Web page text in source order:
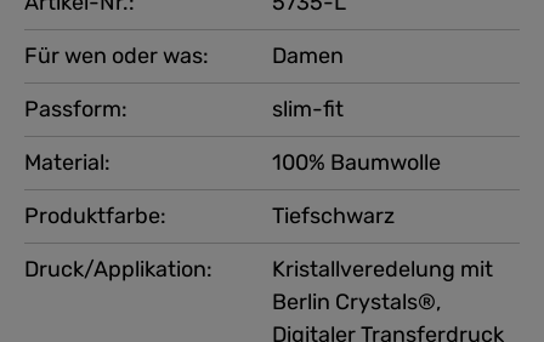
Für wen oder was:
Damen
Produktfarbe:
Tiefschwarz
Druck/Applikation:
Kristallveredelung mit
Berlin Crystals®,
Digitaler Transferdruck
Passform:
slim-fit
Material:
100% Baumwolle